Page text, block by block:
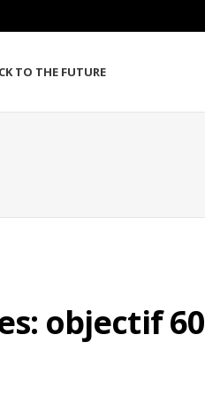
TO THE FUTURE
objectif 60